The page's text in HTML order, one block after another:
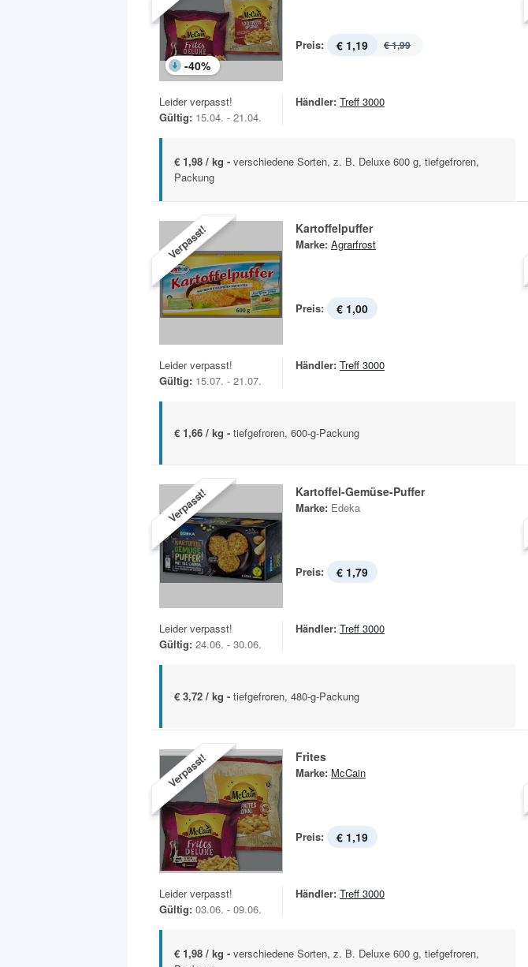
-40%
Preis: € 1,19 € 1,99
Leider verpasst!
Gültig: 15.04. - 21.04.
Händler: Treff 3000
€ 1,98 / kg - verschiedene Sorten, z. B. Deluxe 600 g, tiefgefroren,
Packung
Verpasst! Kartoffelpuffer
Marke: Agrarfrost
Preis: € 1,00
Leider verpasst!
Gültig: 15.07. - 21.07.
Händler: Treff 3000
€ 1,66 / kg - tiefgefroren, 600-g-Packung
Verpasst! Kartoffel-Gemüse-Puffer
Marke: Edeka
Preis: € 1,79
Leider verpasst!
Gültig: 24.06. - 30.06.
Händler: Treff 3000
€ 3,72 / kg - tiefgefroren, 480-g-Packung
Verpasst! Frites
Marke: McCain
Preis: € 1,19
Leider verpasst!
Gültig: 03.06. - 09.06.
Händler: Treff 3000
€ 1,98 / kg - verschiedene Sorten, z. B. Deluxe 600 g, tiefgefroren,